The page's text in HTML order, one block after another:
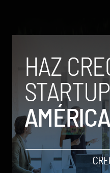
Qwen 3.8-Max, la nueva
los modelos más
by Sergio Ramos
Actualidad